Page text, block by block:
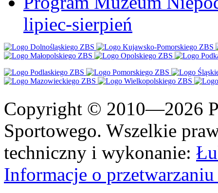
lipiec-sierpień
Copyright © 2010—2026
Sportowego. Wszelkie
techniczny i wykonanie:
Informacje o